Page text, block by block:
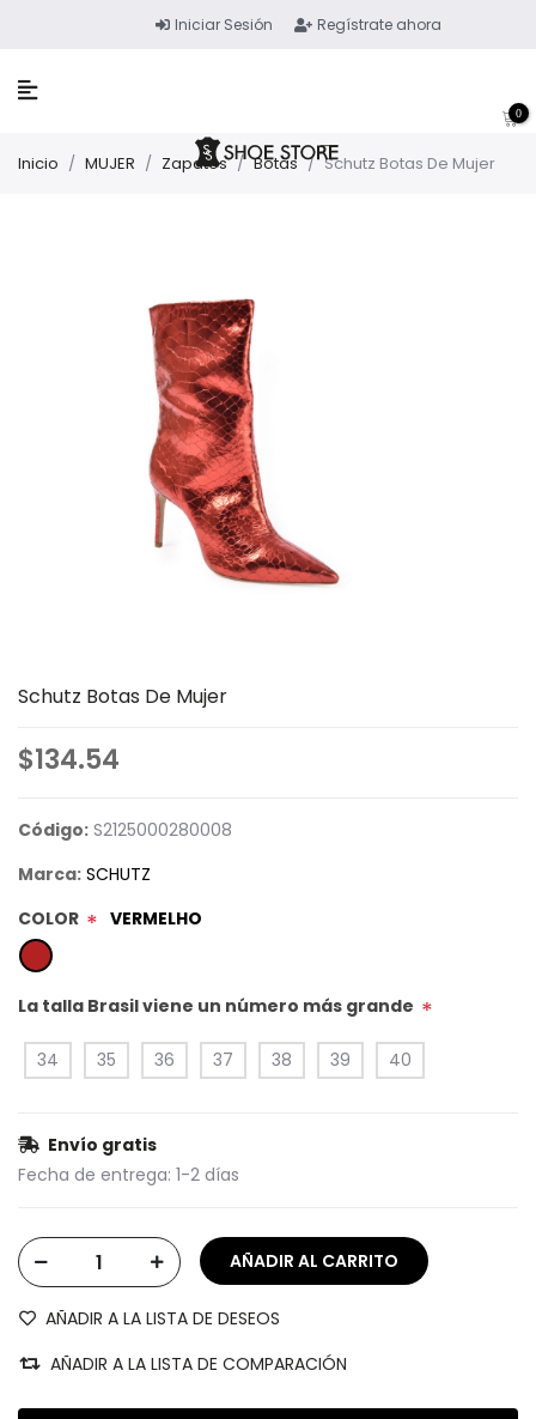
Iniciar Sesión Regístrate ahora
0
Inicio / MUJER / Zapatos / Botas / Schutz Botas De Mujer
Schutz Botas De Mujer
$134.54
Código: S2125000280008
Marca: SCHUTZ
COLOR * VERMELHO
La talla Brasil viene un número más grande *
34 35 36 37 38 39 40
Envío gratis
Fecha de entrega: 1-2 días
AÑADIR A LA LISTA DE DESEOS
AÑADIR A LA LISTA DE COMPARACIÓN